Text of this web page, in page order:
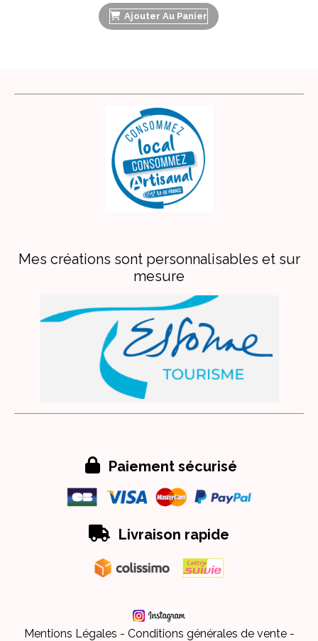
Ajouter Au Panier
Mes créations sont personnalisables et sur
mesure
 Paiement sécurisé
 Livraison rapide
Mentions Légales
Conditions générales de vente